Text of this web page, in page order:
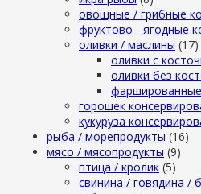
овощные / грибные
фруктово - ягодные
оливки / маслины (17)
оливки с
оливки без
горошек
кукуруза
рыба / морепродукты (16)
мясо / мясопродукты (9)
птица / кролик (5)
свинина / говядина /